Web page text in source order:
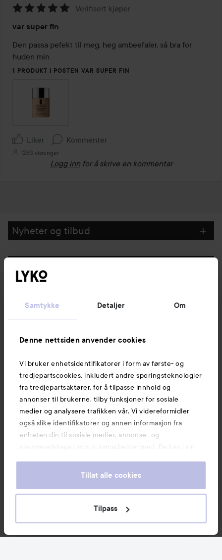
Samtykke Detaljer Om
Denne nettsiden anvender cookies
Vi bruker enhetsidentifikatorer i form av første- og
tredjepartscookies, inkludert andre sporingsteknologier
fra tredjepartsaktører, for å tilpasse innhold og
annonser til brukerne, tilby funksjoner for sosiale
medier og analysere trafikken vår. Vi videreformidler
også slike identifikatorer og annen informasjon fra
enheten din til sosiale medier, annonse- og
analyseselskaper som vi samarbeider med. De kan i sin
informasjon som du har oppgitt eller som de har samlet
våre cookies ved å fortsette å bruke nettsiden vår. For
informasjon om hvordan du kan endre innstillingene for
Tillat alle cookies
Tilpass
5
av
5
Verifisert kjøper
var super fin
Den passa pefekt til meg, heg ambeefaler. så bra for
huden min
1 PRODUKT I POSTEN VAR SUPER FIN
Liker Kommenter
1263 visninger
Logg inn for å skrive en kommentar
Nyheter og tilbud
Kundeservice
Informasjon
Også av interesse
E-handel av Avensia